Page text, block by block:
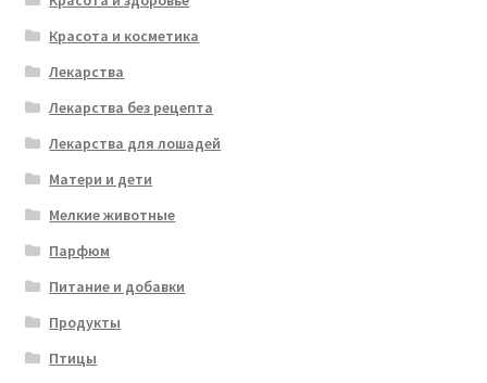
Красота и косметика
Лекарства
Лекарства без рецепта
Лекарства для лошадей
Матери и дети
Мелкие животные
Парфюм
Питание и добавки
Продукты
Птицы